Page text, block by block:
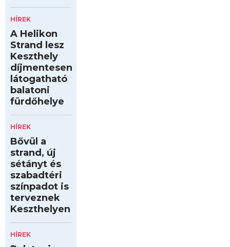
HÍREK
A Helikon
Strand lesz
Keszthely
díjmentesen
látogatható
balatoni
fürdőhelye
HÍREK
Bővül a
strand, új
sétányt és
szabadtéri
színpadot is
terveznek
Keszthelyen
HÍREK